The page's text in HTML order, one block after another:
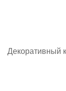
Декоративный